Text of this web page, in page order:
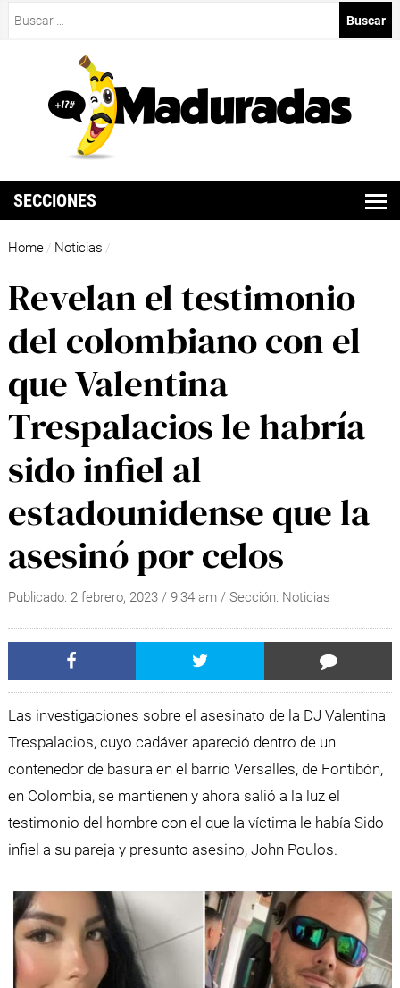
SECCIONES
Home / Noticias /
Revelan el testimonio
del colombiano con el
que Valentina
Trespalacios le habría
sido infiel al
estadounidense que la
asesinó por celos
Publicado: 2 febrero, 2023/ 9:34 am / Sección: Noticias
Las investigaciones sobre el asesinato de la DJ Valentina
Trespalacios, cuyo cadáver apareció dentro de un
contenedor de basura en el barrio Versalles, de Fontibón,
en Colombia, se mantienen y ahora salió a la luz el
testimonio del hombre con el que la víctima le había Sido
infiel a su pareja y presunto asesino, John Poulos.